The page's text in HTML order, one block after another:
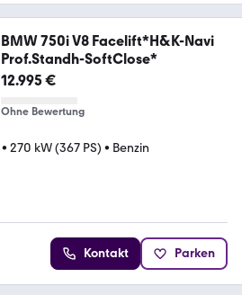
BMW 750i V8 Facelift*H&K-Navi
Prof.Standh-SoftClose*
12.995 €
Ohne Bewertung
• 270 kW (367 PS) • Benzin
Kontakt Parken